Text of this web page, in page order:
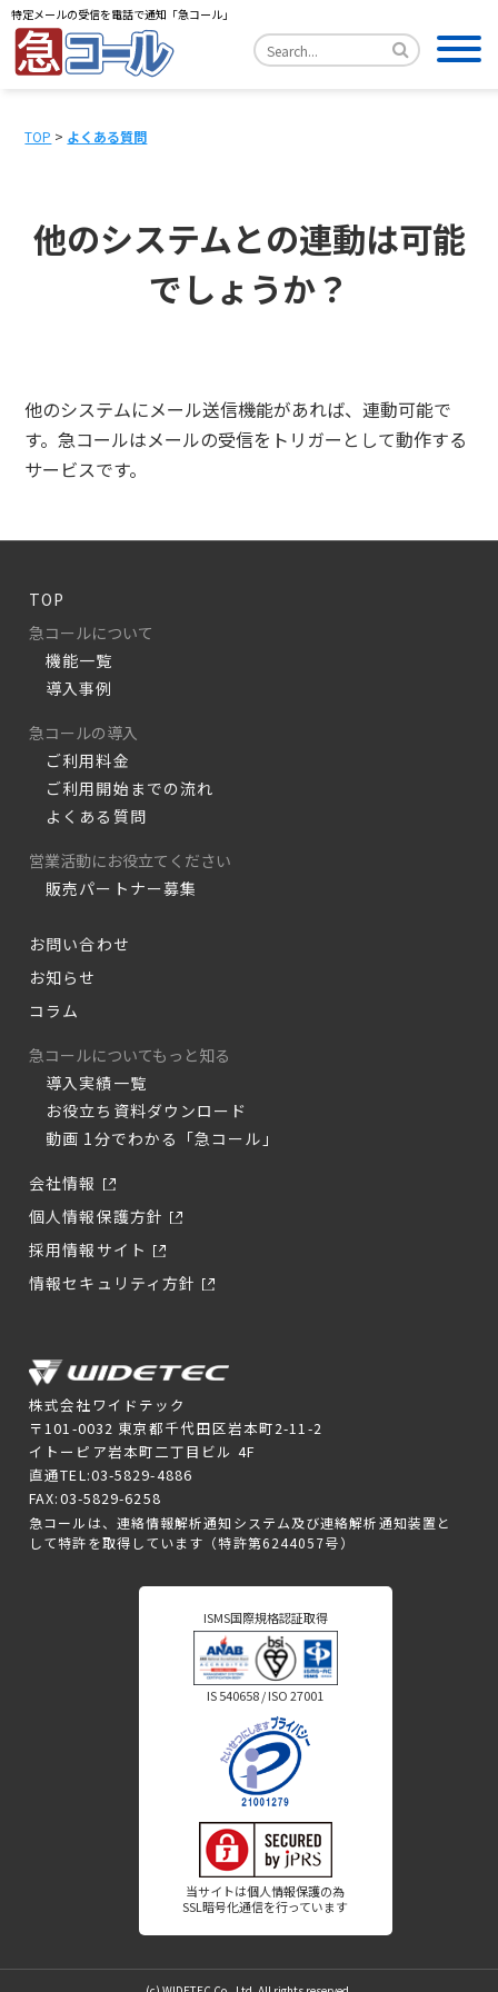
特定メールの受信を電話で通知「急コール」
TOP > よくある質問
他のシステムとの連動は可能
でしょうか？
他のシステムにメール送信機能があれば、連動可能で
す。急コールはメールの受信をトリガーとして動作する
サービスです。
TOP
急コールについて
機能一覧
導入事例
急コールの導入
ご利用料金
ご利用開始までの流れ
よくある質問
営業活動にお役立てください
販売パートナー募集
お問い合わせ
お知らせ
コラム
急コールについてもっと知る
導入実績一覧
お役立ち資料ダウンロード
動画 1分でわかる「急コール」
会社情報
個人情報保護方針
採用情報サイト
情報セキュリティ方針
株式会社ワイドテック
〒101-0032 東京都千代田区岩本町2-11-2
イトーピア岩本町二丁目ビル 4F
直通TEL:03-5829-4886
FAX:03-5829-6258
急コールは、連絡情報解析通知システム及び連絡解析通知装置と
して特許を取得しています（特許第6244057号）
ISMS国際規格認証取得
IS 540658 / ISO 27001
当サイトは個人情報保護の為
SSL暗号化通信を行っています